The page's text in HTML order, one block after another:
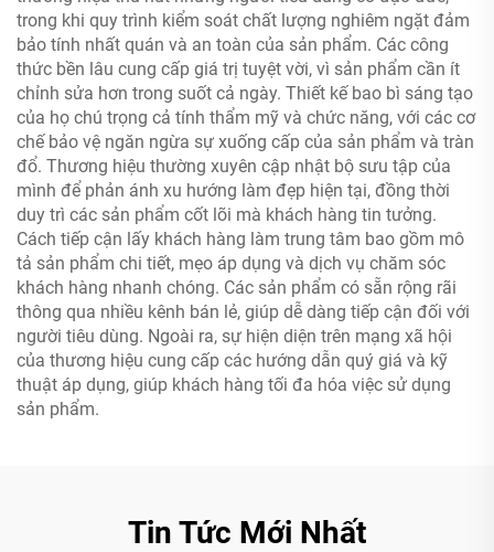
trong khi quy trình kiểm soát chất lượng nghiêm ngặt đảm
bảo tính nhất quán và an toàn của sản phẩm. Các công
thức bền lâu cung cấp giá trị tuyệt vời, vì sản phẩm cần ít
chỉnh sửa hơn trong suốt cả ngày. Thiết kế bao bì sáng tạo
của họ chú trọng cả tính thẩm mỹ và chức năng, với các cơ
chế bảo vệ ngăn ngừa sự xuống cấp của sản phẩm và tràn
đổ. Thương hiệu thường xuyên cập nhật bộ sưu tập của
mình để phản ánh xu hướng làm đẹp hiện tại, đồng thời
duy trì các sản phẩm cốt lõi mà khách hàng tin tưởng.
Cách tiếp cận lấy khách hàng làm trung tâm bao gồm mô
tả sản phẩm chi tiết, mẹo áp dụng và dịch vụ chăm sóc
khách hàng nhanh chóng. Các sản phẩm có sẵn rộng rãi
thông qua nhiều kênh bán lẻ, giúp dễ dàng tiếp cận đối với
người tiêu dùng. Ngoài ra, sự hiện diện trên mạng xã hội
của thương hiệu cung cấp các hướng dẫn quý giá và kỹ
thuật áp dụng, giúp khách hàng tối đa hóa việc sử dụng
sản phẩm.
Tin Tức Mới Nhất